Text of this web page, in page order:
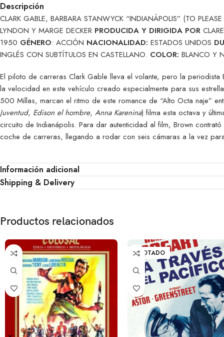
Descripción
CLARK GABLE, BARBARA STANWYCK “INDIANÁPOLIS” (TO
LYNDON Y MARGE DECKER PRODUCIDA Y DIRIGIDA POR
1950 GÉNERO: ACCIÓN NACIONALIDAD: ESTADOS UNIDOS
INGLÉS CON SUBTÍTULOS EN CASTELLANO. COLOR: BLANCO Y
El piloto de carreras Clark Gable lleva el volante, pero la periodista
la velocidad en este vehículo creado especialmente para sus
500 Millas, marcan el ritmo de este romance de “Alto Octa naje”
Juventud, Edison el hombre, Anna Karenina) filma esta octava y
circuito de Indianápolis. Para dar autenticidad al film, Brown
coche de carreras, llegando a rodar con seis cámaras a la vez
Información adicional
Shipping & Delivery
Productos relacionados
AGOTADO